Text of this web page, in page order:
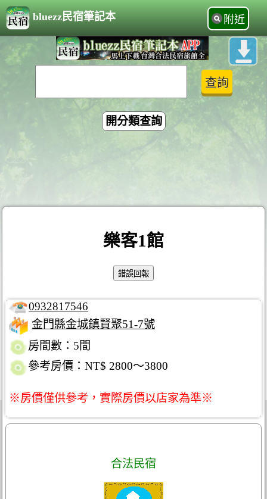
bluezz民宿筆記本 附近
開分類查詢
樂客1館
0932817546
金門縣金城鎮賢聚51-7號
房間數：5間
參考房價：NT$ 2800～3800
※房價僅供參考，實際房價以店家為準※
合法民宿